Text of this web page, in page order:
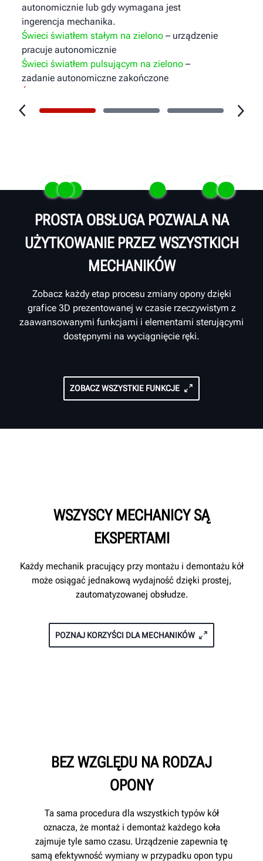
autonomicznie lub gdy wymagana jest
ingerencja mechanika.
Świeci światłem stałym na zielono – urządzenie
pracuje autonomicznie
Świeci światłem pulsującym na zielono –
zadanie autonomiczne zakończone
wymagana ingerencja operatora
PROSTA OBSŁUGA POZWALA NA
UŻYTKOWANIE PRZEZ WSZYSTKICH
MECHANIKÓW
Zobacz każdy etap procesu zmiany opony dzięki
grafice 3D prezentowanej w czasie rzeczywistym z
zaawansowanymi funkcjami i elementami sterującymi
dostępnymi na wyciągnięcie ręki.
ZOBACZ WSZYSTKIE FUNKCJE
WSZYSCY MECHANICY SĄ
EKSPERTAMI
Każdy mechanik pracujący przy montażu i demontażu kół
może osiągać jednakową wydajność dzięki prostej,
zautomatyzowanej obsłudze.
POZNAJ KORZYŚCI DLA MECHANIKÓW
BEZ WZGLĘDU NA RODZAJ
OPONY
Ta sama procedura dla wszystkich typów kół
oznacza, że montaż i demontaż każdego koła
zajmuje tyle samo czasu. Urządzenie zapewnia tę
samą efektywność wymiany w przypadku opon typu